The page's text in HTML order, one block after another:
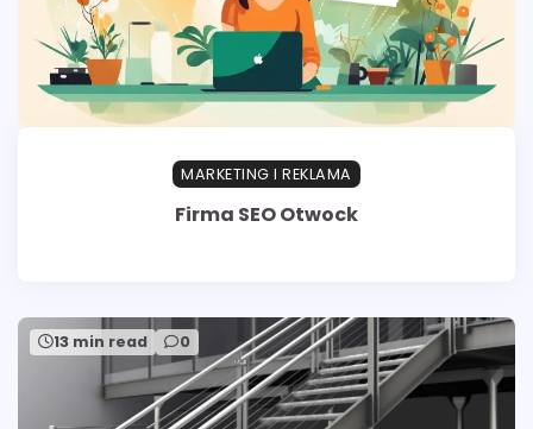
MARKETING I REKLAMA
Firma SEO Otwock
13 min read 0